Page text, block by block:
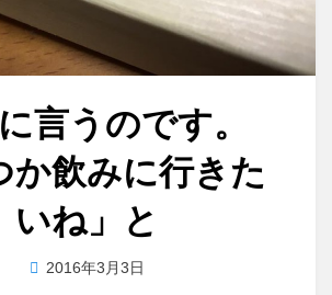
言うのです。
か飲みに行きた
いね」と
投稿者master
投 2016年3月3日